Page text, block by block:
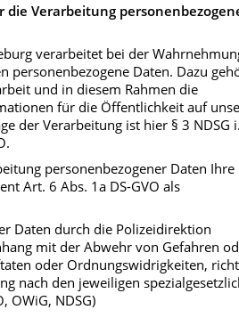
die Verarbeitung
verarbeitet bei der
personenbezogene Daten. Dazu
und in diesem Rahmen die
für die Öffentlichkeit auf
der Verarbeitung ist hier § 3 NDSG
personenbezogener Daten Ihre
Art. 6 Abs. 1a DS-GVO als
Daten durch die Polizeidirektion
mit der Abwehr von Gefahren
oder Ordnungswidrigkeiten,
nach den jeweiligen
OWiG, NDSG)